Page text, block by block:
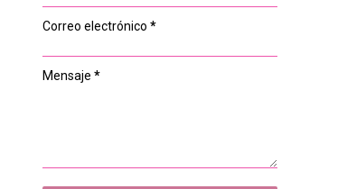
Correo electrónico *
Mensaje *